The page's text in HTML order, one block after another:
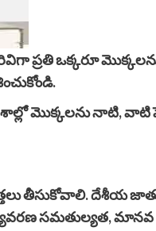
ప్రతి ఒక్కరూ
మొక్కలను నాటి, వాటి
దేశీయ
సమతుల్యత,